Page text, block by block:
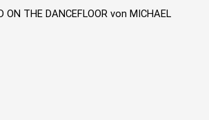
THE DANCEFLOOR von MICHAEL